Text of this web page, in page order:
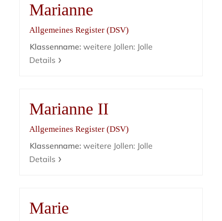
Marianne
Allgemeines Register (DSV)
Klassenname: weitere Jollen: Jolle
Details
Marianne II
Allgemeines Register (DSV)
Klassenname: weitere Jollen: Jolle
Details
Marie